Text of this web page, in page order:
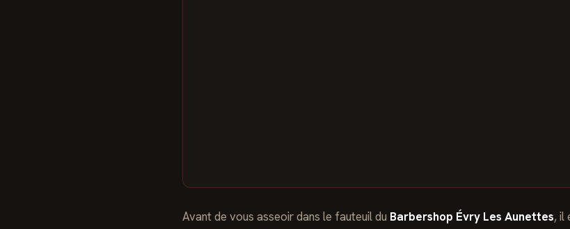
Avant de vous asseoir dans le fauteuil du Barbershop Évry Les Aunettes, il